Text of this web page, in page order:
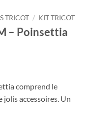
TRICOT / KIT TRICOT
– Poinsettia
comprend le
accessoires. Un